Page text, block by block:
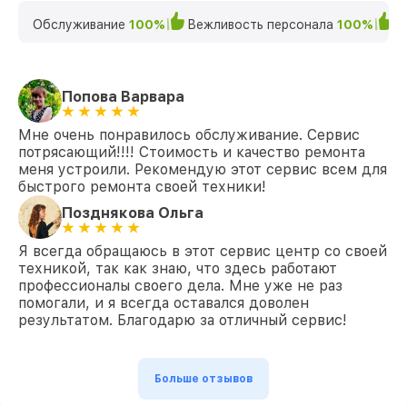
Обслуживание 100% Вежливость персонала 100%
Попова Варвара
Мне очень понравилось обслуживание. Сервис
потрясающий!!!! Стоимость и качество ремонта
меня устроили. Рекомендую этот сервис всем для
быстрого ремонта своей техники!
Позднякова Ольга
Я всегда обращаюсь в этот сервис центр со своей
техникой, так как знаю, что здесь работают
профессионалы своего дела. Мне уже не раз
помогали, и я всегда оставался доволен
результатом. Благодарю за отличный сервис!
Больше отзывов